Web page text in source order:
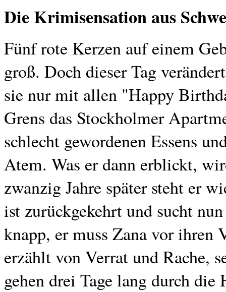
Die Krimisensation aus
Fünf rote Kerzen auf einem
groß. Doch dieser Tag
sie nur mit allen "Happy
Grens das Stockholmer
schlecht gewordenen Essens
Atem. Was er dann erblickt,
zwanzig Jahre später steht er
ist zurückgekehrt und sucht
knapp, er muss Zana vor ihren
erzählt von Verrat und Rache,
gehen drei Tage lang durch die